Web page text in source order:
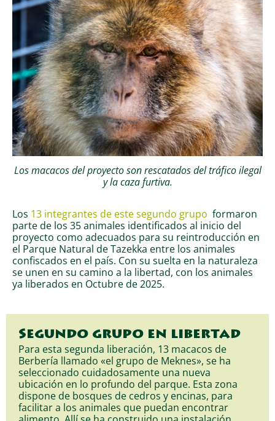
Los macacos del proyecto son rescatados del tráfico ilegal
y la caza furtiva.
Los 13 integrantes de este segundo grupo formaron
parte de los 35 animales identificados al inicio del
proyecto como adecuados para su reintroducción en
el Parque Natural de Tazekka entre los animales
confiscados en el país. Con su suelta en la naturaleza
se unen en su camino a la libertad, con los animales
ya liberados en Octubre de 2025.
Segundo grupo en libertad
Para esta segunda liberación, 13 macacos de
Berbería llamado «el grupo de Meknes», se ha
seleccionado cuidadosamente una nueva
ubicación en lo profundo del parque. Esta zona
dispone de bosques de cedros y encinas, para
facilitar a los animales que puedan encontrar